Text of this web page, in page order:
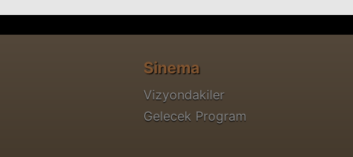
Sinema
Vizyondakiler
Gelecek Program